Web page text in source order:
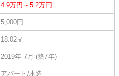
4.9万円～5.2万円
5,000円
18.02㎡
2019年 7月 (築7年)
アパート/木造